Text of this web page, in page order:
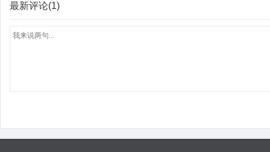
最新评论(1)